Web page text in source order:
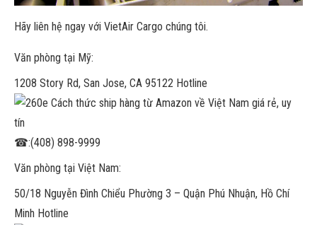
Hãy liên hệ ngay với VietAir Cargo chúng tôi.
Văn phòng tại Mỹ:
1208 Story Rd, San Jose, CA 95122 Hotline
☎:(408) 898-9999
Văn phòng tại Việt Nam:
50/18 Nguyễn Đình Chiểu Phường 3 – Quận Phú Nhuận, Hồ Chí
Minh Hotline